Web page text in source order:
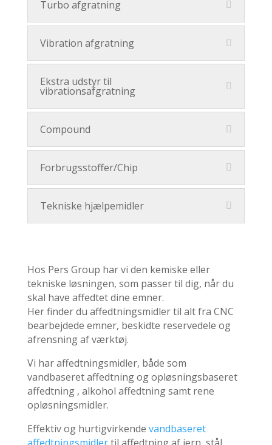
Turbo afgratning
Vibration afgratning
Ekstra udstyr til
vibrationsafgratning
Compound
Forbrugsstoffer/Chip
Tekniske hjælpemidler
Hos Pers Group har vi den kemiske eller
tekniske løsningen, som passer til dig, når du
skal have affedtet dine emner.
Her finder du affedtningsmidler til alt fra CNC
bearbejdede emner, beskidte reservedele og
afrensning af værktøj.
Vi har affedtningsmidler, både som
vandbaseret affedtning og opløsningsbaseret
affedtning , alkohol affedtning samt rene
opløsningsmidler.
Effektiv og hurtigvirkende vandbaseret